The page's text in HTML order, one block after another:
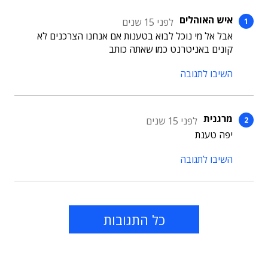
איש האוהלים לפני 15 שנים
אבל אל מי נוכל לבוא בטענות אם אנחנו הצרכנים לא
קונים באניטרנט כמו שאתה כותב
השיבו לתגובה
מרגנית לפני 15 שנים
יפה טענת
השיבו לתגובה
כל התגובות